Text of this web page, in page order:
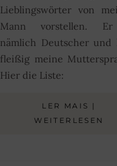
Lieblingswörter von
Mann vorstellen.
nämlich Deutscher und
fleißig meine
Hier die Liste:
LER MAIS |
WEITERLESEN